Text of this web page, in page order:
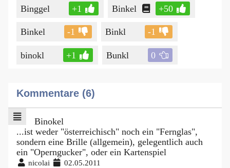
Binggel +1 Binkel +50
Binkel -1 Binkl -1
binokl +1 Bunkl 0
Kommentare (6)
Binokel
...ist weder "österreichisch" noch ein "Fernglas",
sondern eine Brille (allgemein), gelegentlich auch
ein "Operngucker", oder ein Kartenspiel
nicolai 02.05.2011